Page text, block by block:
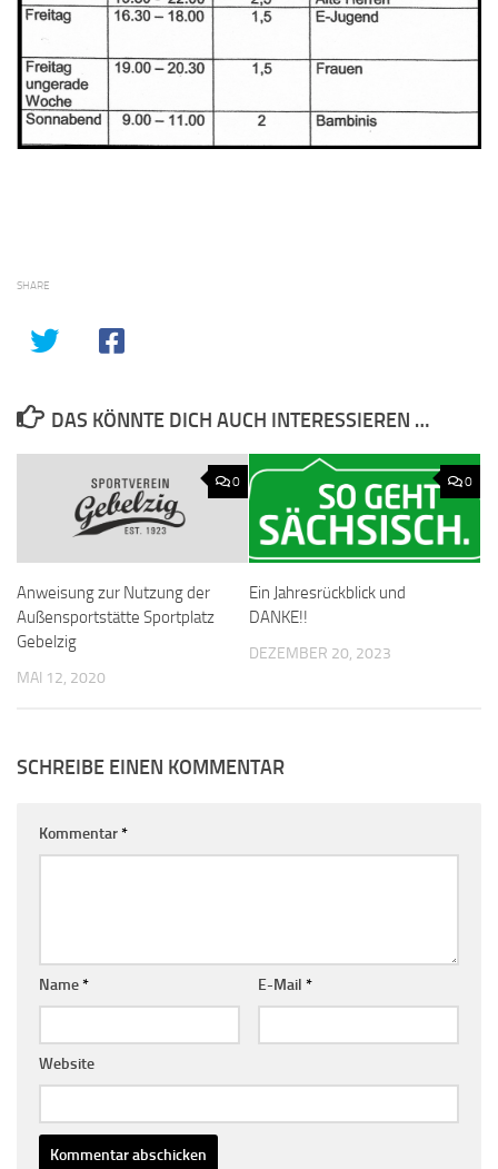
SHARE
DAS KÖNNTE DICH AUCH INTERESSIEREN …
0
Anweisung zur Nutzung der
Außensportstätte Sportplatz
Gebelzig
MAI 12, 2020
0
Ein Jahresrückblick und
DANKE!!
DEZEMBER 20, 2023
SCHREIBE EINEN KOMMENTAR
Kommentar*
Name* E-Mail *
Website